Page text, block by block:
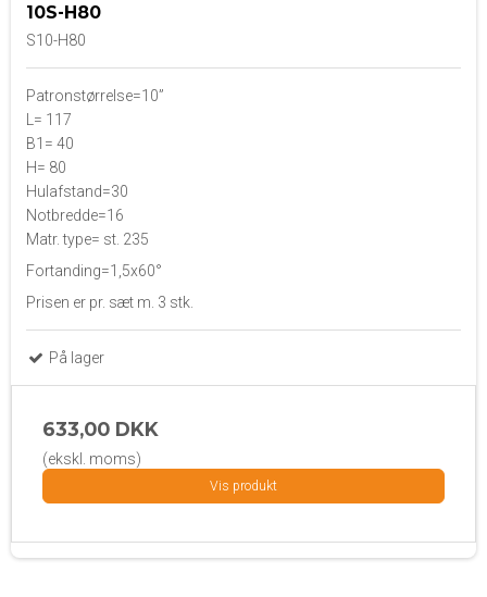
10S-H80
S10-H80
Patronstørrelse=10”
L= 117
B1= 40
H= 80
Hulafstand=30
Notbredde=16
Matr. type= st. 235
Fortanding=1,5x60°
Prisen er pr. sæt m. 3 stk.
På lager
633,00 DKK
(ekskl. moms)
Vis produkt